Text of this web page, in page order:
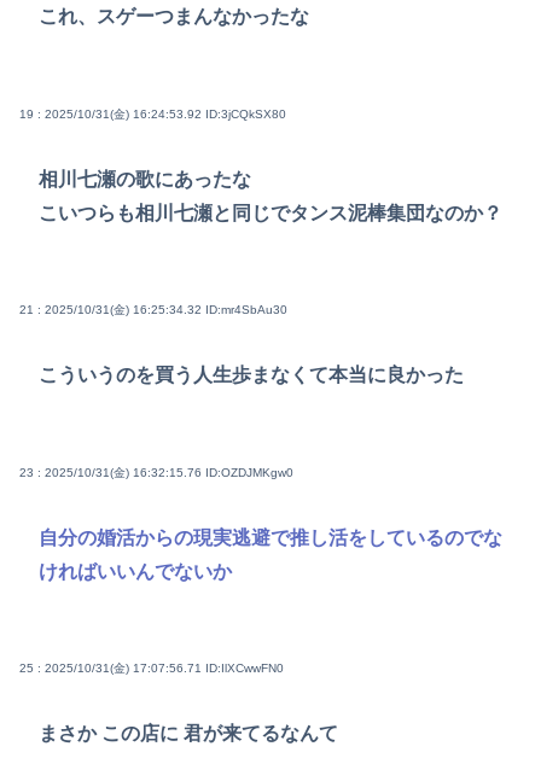
これ、スゲーつまんなかったな
19 : 2025/10/31(金) 16:24:53.92 ID:3jCQkSX80
相川七瀬の歌にあったな
こいつらも相川七瀬と同じでタンス泥棒集団なのか？
21 : 2025/10/31(金) 16:25:34.32 ID:mr4SbAu30
こういうのを買う人生歩まなくて本当に良かった
23 : 2025/10/31(金) 16:32:15.76 ID:OZDJMKgw0
自分の婚活からの現実逃避で推し活をしているのでな
ければいいんでないか
25 : 2025/10/31(金) 17:07:56.71 ID:IlXCwwFN0
まさか この店に 君が来てるなんて